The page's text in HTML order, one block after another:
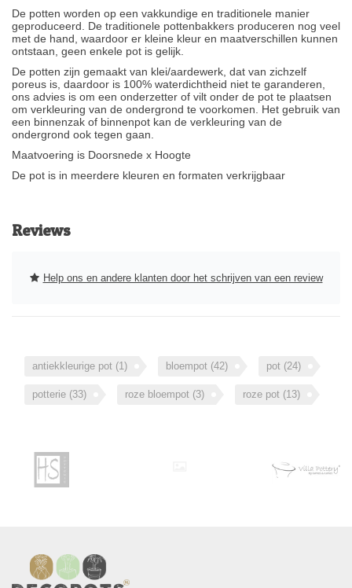
De potten worden op een vakkundige en traditionele manier
geproduceerd. De traditionele pottenbakkers produceren nog veel
met de hand, waardoor er kleine kleur en maatverschillen kunnen
ontstaan, geen enkele pot is gelijk.
De potten zijn gemaakt van klei/aardewerk, dat van zichzelf
poreus is, daardoor is 100% waterdichtheid niet te garanderen,
ons advies is om een onderzetter of vilt onder de pot te plaatsen
om verkleuring van de ondergrond te voorkomen. Het gebruik van
een binnenzak of binnenpot kan de verkleuring van de
ondergrond ook tegen gaan.
Maatvoering is Doorsnede x Hoogte
De pot is in meerdere kleuren en formaten verkrijgbaar
Reviews
Help ons en andere klanten door het schrijven van een review
antiekkleurige pot (1) bloempot (42) pot (24)
potterie (33) roze bloempot (3) roze pot (13)